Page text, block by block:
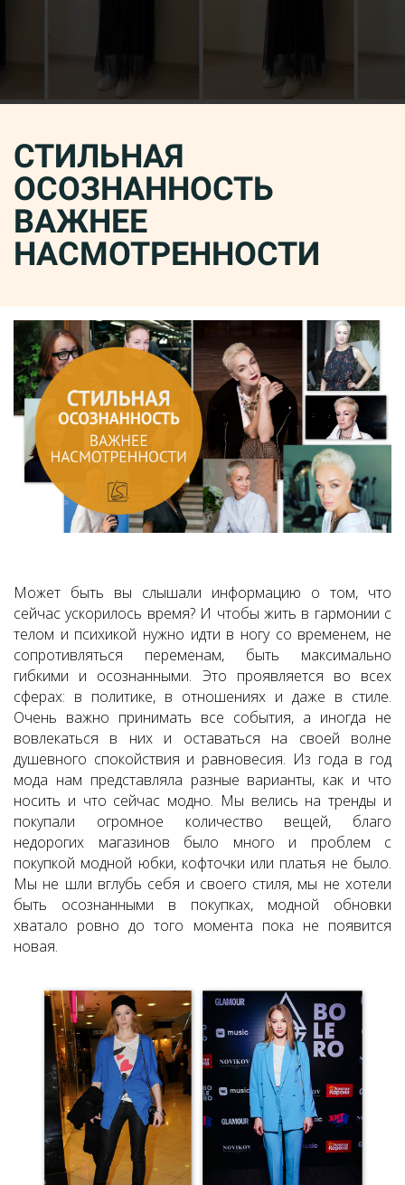
СТИЛЬНАЯ
ОСОЗНАННОСТЬ
ВАЖНЕЕ
НАСМОТРЕННОСТИ
Может быть вы слышали информацию о том, что
сейчас ускорилось время? И чтобы жить в гармонии с
телом и психикой нужно идти в ногу со временем, не
сопротивляться переменам, быть максимально
гибкими и осознанными. Это проявляется во всех
сферах: в политике, в отношениях и даже в стиле.
Очень важно принимать все события, а иногда не
вовлекаться в них и оставаться на своей волне
душевного спокойствия и равновесия. Из года в год
мода нам представляла разные варианты, как и что
носить и что сейчас модно. Мы велись на тренды и
покупали огромное количество вещей, благо
недорогих магазинов было много и проблем с
покупкой модной юбки, кофточки или платья не было.
Мы не шли вглубь себя и своего стиля, мы не хотели
быть осознанными в покупках, модной обновки
хватало ровно до того момента пока не появится
новая.